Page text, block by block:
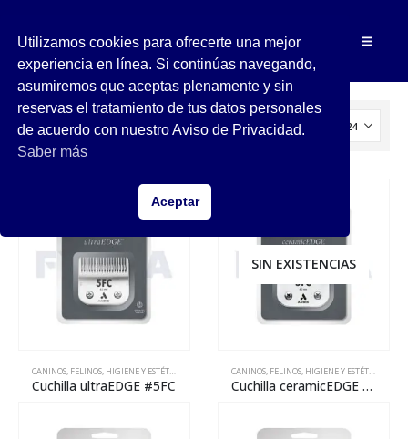
CANINOS, FELINOS, HIGIENE Y ESTÉTICA MANTENIMIENTO,REPARACIÓN
Cuchilla ultraEDGE #5FC
SIN EXISTENCIAS
CANINOS, FELINOS, HIGIENE Y ESTÉTICA
Cuchilla ceramicEDGE #5FC
Utilizamos cookies para ofrecerte una mejor
experiencia en línea. Si continúas navegando,
asumiremos que aceptas plenamente y sin
reservas el tratamiento de tus datos personales
de acuerdo con nuestro Aviso de Privacidad.
Saber más
Aceptar